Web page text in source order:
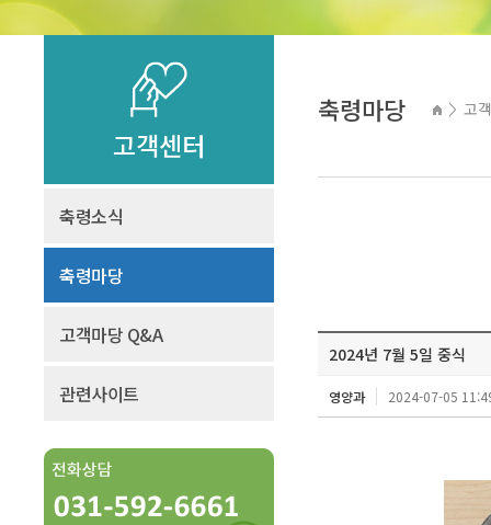
고객센터
축령소식
축령마당
고객마당 Q&A
관련사이트
축령마당 > 고
2024년 7월 5일 중식
영양과 2024-07-05